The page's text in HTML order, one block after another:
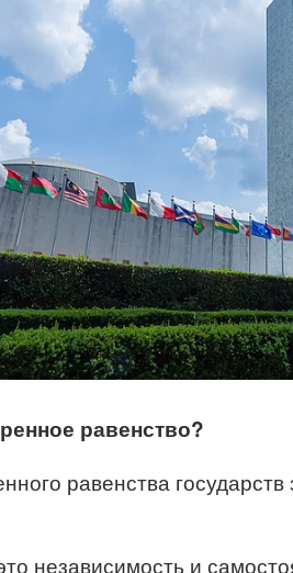
равенство?
равенства государств
независимость и